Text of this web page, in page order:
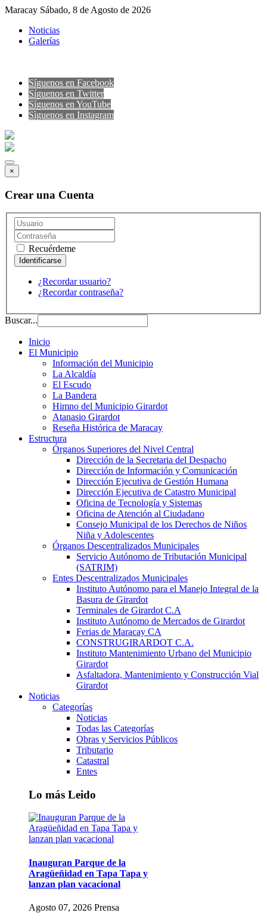
Maracay Sábado, 8 de Agosto de 2026
Noticias
Galerías
Síguenos en Facebook
Síguenos en Twitter
Síguenos en YouTube
Sìguenos en Instagram
×
Crear una Cuenta
Recuérdeme
¿Recordar usuario?
¿Recordar contraseña?
Buscar...
Inicio
El Municipio
Información del Municipio
La Alcaldía
El Escudo
La Bandera
Himno del Municipio Girardot
Atanasio Girardot
Reseña Histórica de Maracay
Estructura
Órganos Superiores del Nivel Central
Dirección de la Secretaria del Despacho
Dirección de Información y Comunicación
Dirección Ejecutiva de Gestión Humana
Dirección Ejecutiva de Catastro Municipal
Oficina de Tecnología y Sistemas
Oficina de Atención al Ciudadano
Consejo Municipal de los Derechos de Niños
Niña y Adolescentes
Órganos Descentralizados Municipales
Servicio Autónomo de Tributación Municipal
(SATRIM)
Entes Descentralizados Municipales
Instituto Autónomo para el Manejo Integral de la
Basura de Girardot
Terminales de Girardot C.A
Instituto Autónomo de Mercados de Girardot
Ferias de Maracay CA
CONSTRUGIRARDOT C.A.
Instituto Mantenimiento Urbano del Municipio
Girardot
Asfaltadora, Mantenimiento y Construcción Vial
Girardot
Noticias
Categorías
Noticias
Todas las Categorías
Obras y Servicios Públicos
Tributario
Catastral
Entes
Lo más Leido
Inauguran Parque de la
Aragüeñidad en Tapa Tapa y
lanzan plan vacacional
Agosto 07, 2026 Prensa